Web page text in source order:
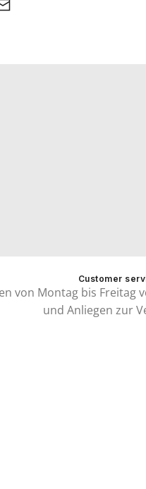
Customer
von Montag bis Freitag
und Anliegen zur